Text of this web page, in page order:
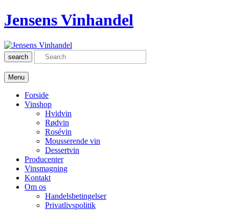
Jensens Vinhandel
search
Menu
Forside
Vinshop
Hvidvin
Rødvin
Rosévin
Mousserende vin
Dessertvin
Producenter
Vinsmagning
Kontakt
Om os
Handelsbetingelser
Privatlivspolitik